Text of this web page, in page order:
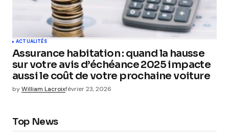
ACTUALITÉS
Assurance habitation : quand la hausse
sur votre avis d’échéance 2025 impacte
aussi le coût de votre prochaine voiture
byWilliam Lacroixfévrier 23, 2026
Top News